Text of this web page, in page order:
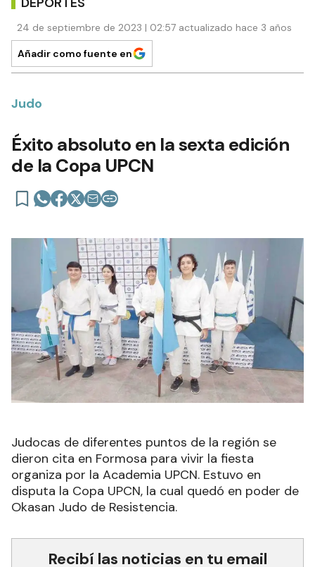
24 de septiembre de 2023 | 02:57 actualizado hace 3 años
Añadir como fuente en
Judo
Éxito absoluto en la sexta edición
de la Copa UPCN
Judocas de diferentes puntos de la región se
dieron cita en Formosa para vivir la fiesta
organiza por la Academia UPCN. Estuvo en
disputa la Copa UPCN, la cual quedó en poder de
Okasan Judo de Resistencia.
Recibí las noticias en tu email